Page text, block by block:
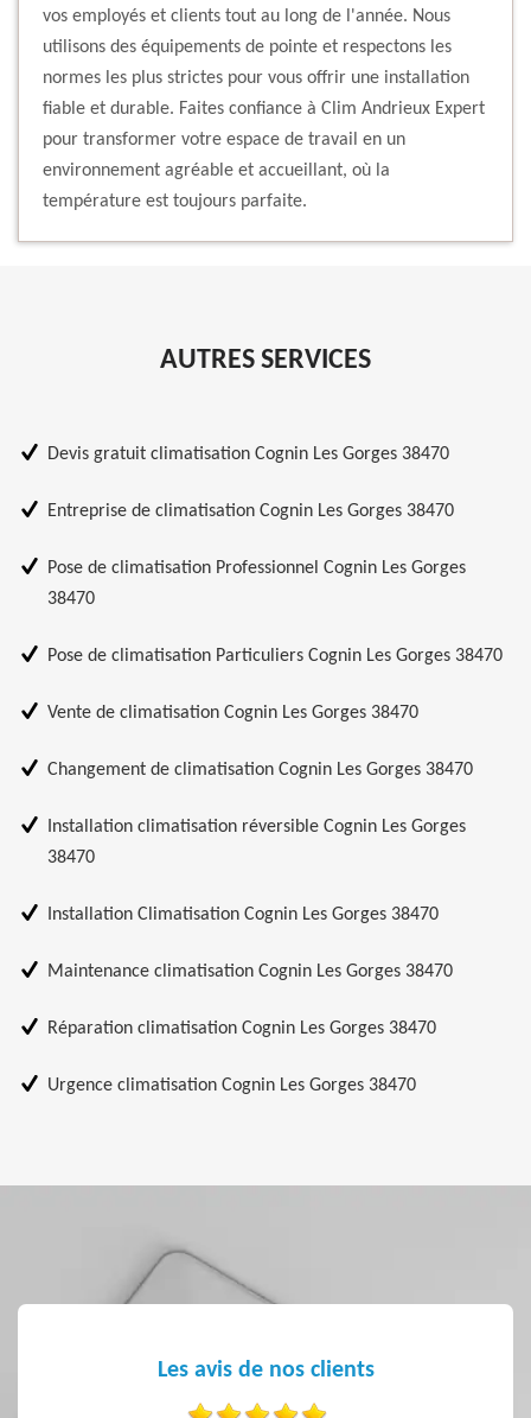
vos employés et clients tout au long de l'année. Nous
utilisons des équipements de pointe et respectons les
normes les plus strictes pour vous offrir une installation
fiable et durable. Faites confiance à Clim Andrieux Expert
pour transformer votre espace de travail en un
environnement agréable et accueillant, où la
température est toujours parfaite.
AUTRES SERVICES
Devis gratuit climatisation Cognin Les Gorges 38470
Entreprise de climatisation Cognin Les Gorges 38470
Pose de climatisation Professionnel Cognin Les Gorges
38470
Pose de climatisation Particuliers Cognin Les Gorges 38470
Vente de climatisation Cognin Les Gorges 38470
Changement de climatisation Cognin Les Gorges 38470
Installation climatisation réversible Cognin Les Gorges
38470
Installation Climatisation Cognin Les Gorges 38470
Maintenance climatisation Cognin Les Gorges 38470
Réparation climatisation Cognin Les Gorges 38470
Urgence climatisation Cognin Les Gorges 38470
Les avis de nos clients